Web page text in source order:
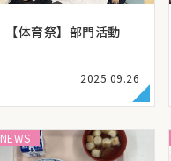
【体育祭】部門活動
2025.09.26
NEWS